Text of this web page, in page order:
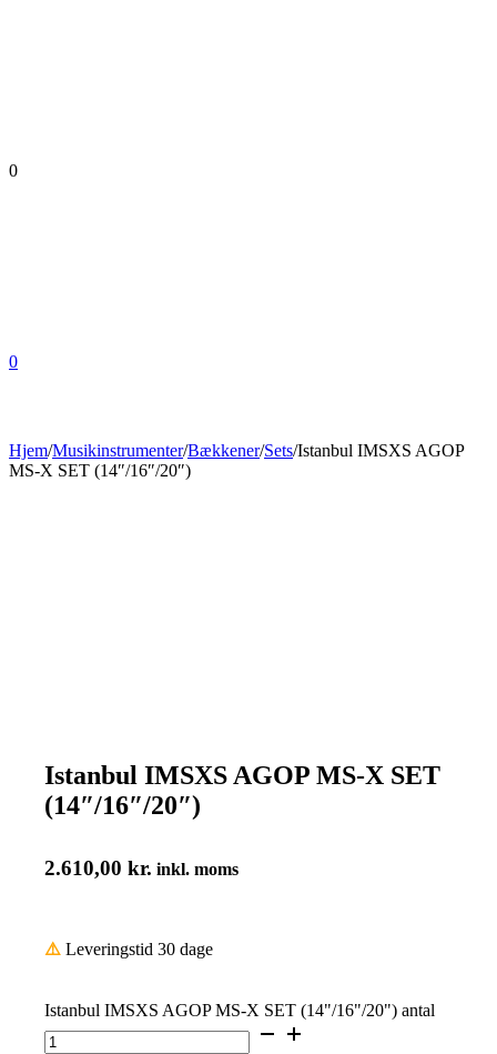
0
0
Hjem/Musikinstrumenter/Bækkener/Sets/Istanbul IMSXS AGOP
MS-X SET (14″/16″/20″)
Istanbul IMSXS AGOP MS-X SET
(14″/16″/20″)
2.610,00 kr. inkl. moms
⚠️ Leveringstid 30 dage
Istanbul IMSXS AGOP MS-X SET (14"/16"/20") antal